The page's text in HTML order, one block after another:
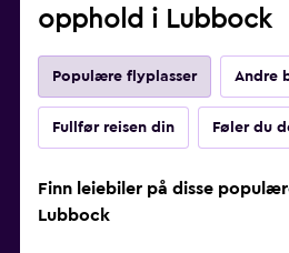
opphold i Lubbock
Populære flyplasser Andre
Fullfør reisen din Føler du
Finn leiebiler på disse
Lubbock